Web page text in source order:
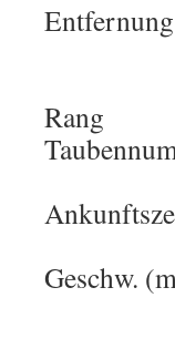
Rang
Geschw.